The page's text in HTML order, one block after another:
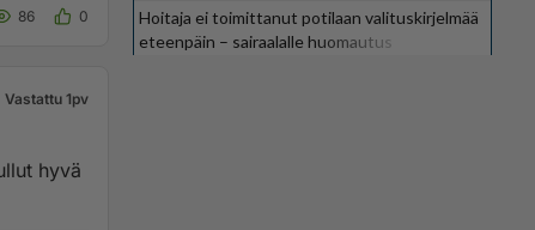
86 0
Vastattu 1pv
hyvä
suosikkiohjelman
Hoitaja ei toimittanut potilaan valituskirjelmää
eteenpäin – sairaalalle huomautus